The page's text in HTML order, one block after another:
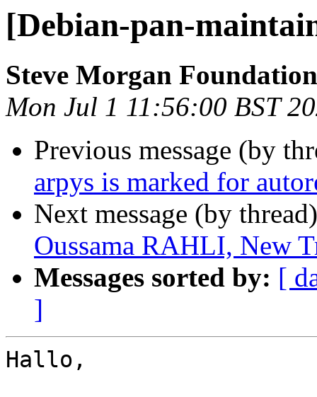
[Debian-pan-
Steve Morgan Foundation
Mon Jul 1 11:56:00 BST
Previous message (by
arpys is marked for
Next message (by
Oussama RAHLI, New
Messages sorted by: [
]
Hallo,